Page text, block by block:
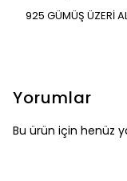
925 GÜMÜŞ ÜZERİ
Yorumlar
Bu ürün için henüz